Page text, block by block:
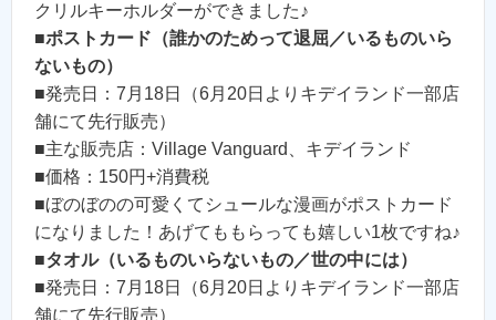
クリルキーホルダーができました♪
■ポストカード（誰かのためって退屈／いるものいら
ないもの）
■発売日：7月18日（6月20日よりキデイランド一部店
舗にて先行販売）
■主な販売店：Village Vanguard、キデイランド
■価格：150円+消費税
■ぼのぼのの可愛くてシュールな漫画がポストカード
になりました！あげてももらっても嬉しい1枚ですね♪
■タオル（いるものいらないもの／世の中には）
■発売日：7月18日（6月20日よりキデイランド一部店
舗にて先行販売）